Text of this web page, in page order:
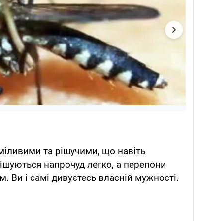
та рішучими, що навіть
напрочуд легко, а перепони
Ви і самі дивуєтесь власній мужності.